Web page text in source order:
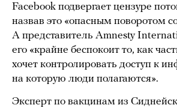
Facebook подвергает цензуре
назвав это «опасным поворотом
А представитель Amnesty
его «крайне беспокоит то, как
хочет контролировать доступ к
на которую люди полагаются».
Эксперт по вакцинам из